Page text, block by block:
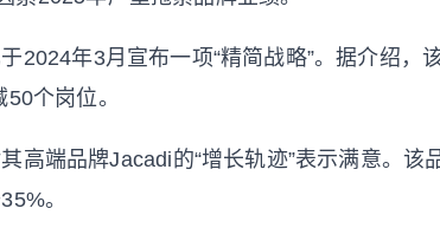
2024年3月宣布一项“精简战略”。据介绍，
个岗位。
高端品牌Jacadi的“增长轨迹”表示满意。该
。